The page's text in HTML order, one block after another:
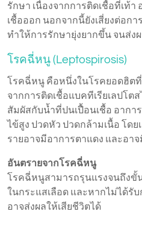
รักษา เนื่องจากการติดเชื้อที่เท้
เชื้อออก นอกจากนี้ยังเสี่ยงต่อก
ทำให้การรักษายุ่งยากขึ้น จนส่ง
โรคฉี่หนู (Leptospirosis)
โรคฉี่หนู คือหนึ่งในโรคยอดฮิต
จากการติดเชื้อแบคทีเรียเลปโต
สัมผัสกับน้ำที่ปนเปื้อนเชื้อ อากา
ไข้สูง ปวดหัว ปวดกล้ามเนื้อ โดย
รายอาจมีอาการตาแดง และอา
อันตรายจากโรคฉี่หนู
โรคฉี่หนูสามารถรุนแรงจนถึงขั้
ในกระแสเลือด และหากไม่ได้รั
อาจส่งผลให้เสียชีวิตได้